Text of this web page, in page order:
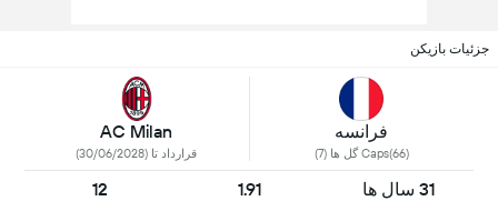
جزئیات بازیکن
فرانسه
Caps(66) گل ها (7)
AC Milan
قرارداد تا (30/06/2028)
31 سال ها 1.91
12